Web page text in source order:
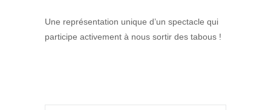
Une représentation unique d’un spectacle qui
participe activement à nous sortir des tabous !